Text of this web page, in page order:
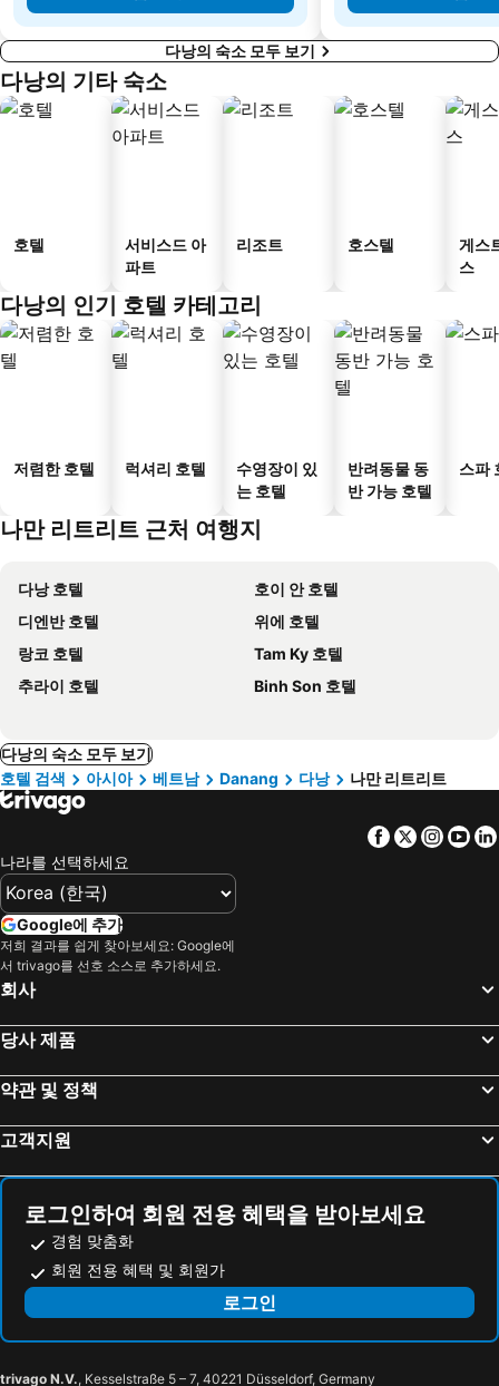
다낭의 숙소 모두 보기
다낭의 기타 숙소
호텔
서비스드 아
파트
리조트 호스텔
게스
스
다낭의 인기 호텔 카테고리
저렴한 호텔 럭셔리 호텔
수영장이 있
는 호텔
반려동물 동
반 가능 호텔
스파
나만 리트리트 근처 여행지
다낭 호텔
호이 안 호텔
디엔반 호텔
위에 호텔
랑코 호텔
Tam Ky 호텔
추라이 호텔
Binh Son 호텔
다낭의 숙소 모두 보기
호텔 검색
아시아 베트남 Danang 다낭 나만 리트리트
Facebook
Twitter
나라를 선택하세요
Google에 추가
저희 결과를 쉽게 찾아보세요: Google에
서 trivago를 선호 소스로 추가하세요.
회사
당사 제품
약관 및 정책
고객지원
로그인하여 회원 전용 혜택을 받아보세요
경험 맞춤화
회원 전용 혜택 및 회원가
로그인
trivago N.V., Kesselstraße 5 – 7, 40221 Düsseldorf, Germany